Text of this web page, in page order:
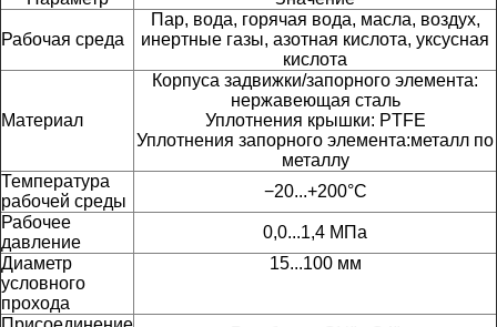
Рабочая среда
Пар, вода, горячая вода, масла, воздух,
инертные газы, азотная кислота, уксусная
кислота
Материал
Корпуса задвижки/запорного элемента:
нержавеющая сталь
Уплотнения крышки: PTFE
Уплотнения запорного элемента:металл по
металлу
Температура
рабочей среды
−20...+200°С
Рабочее
давление
0,0...1,4 МПа
Диаметр
условного
прохода
15...100 мм